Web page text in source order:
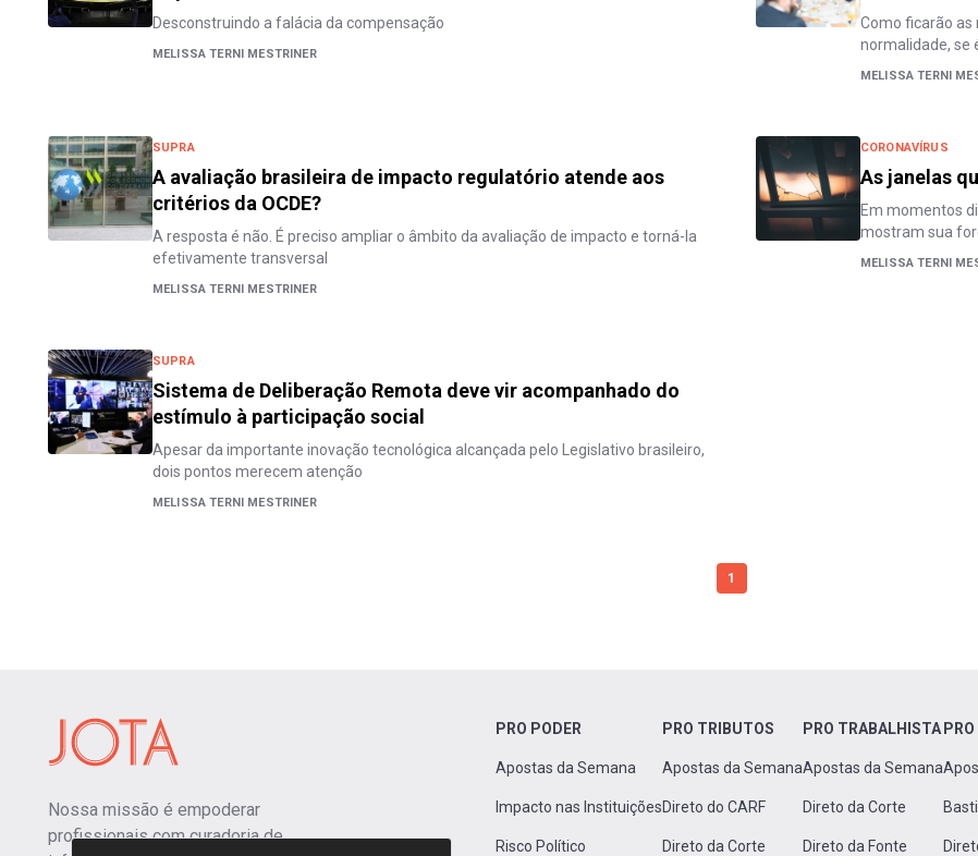
Desconstruindo a falácia da compensação
MELISSA TERNI MESTRINER
Como ficarão as
normalidade, se
MELISSA TERNI
SUPRA
A avaliação brasileira de impacto regulatório atende aos
critérios da OCDE?
A resposta é não. É preciso ampliar o âmbito da avaliação de impacto e torná-la
efetivamente transversal
MELISSA TERNI MESTRINER
CORONAVÍRUS
As janelas
Em momentos
mostram sua
MELISSA TERNI
SUPRA
Sistema de Deliberação Remota deve vir acompanhado do
estímulo à participação social
Apesar da importante inovação tecnológica alcançada pelo Legislativo brasileiro,
dois pontos merecem atenção
MELISSA TERNI MESTRINER
1
Nossa missão é empoderar
profissionais com curadoria de
PRO PODER
Apostas da Semana
Impacto nas Instituições
Risco Político
PRO TRIBUTOS
Apostas da Semana
Direto do CARF
Direto da Corte
PRO TRABALHISTA
Apostas da Semana
Direto da Corte
Direto da Fonte